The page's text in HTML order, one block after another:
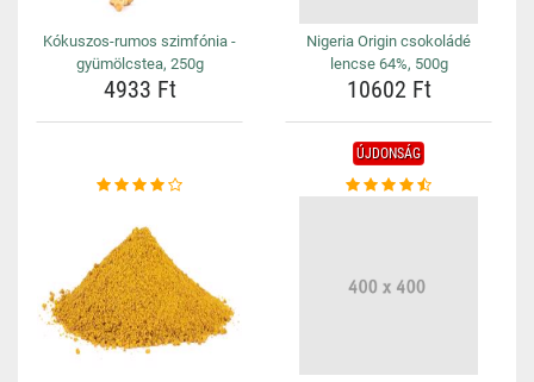
Kókuszos-rumos szimfónia -
gyümölcstea, 250g
4933 Ft
Nigeria Origin csokoládé
lencse 64%, 500g
10602 Ft
ÚJDONSÁG